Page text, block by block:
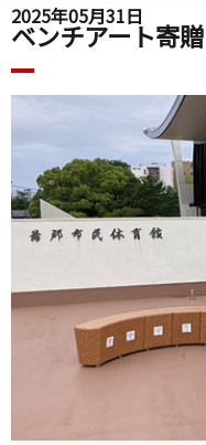
2025年05月31日
ベンチアート寄